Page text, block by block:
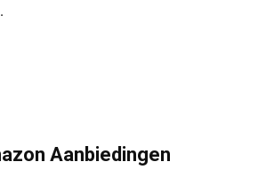
Aanbiedingen